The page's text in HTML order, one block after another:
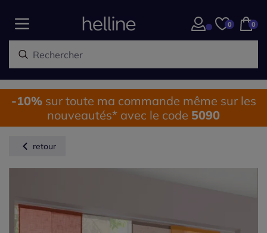
0 0
-10%sur toute ma commande même sur les
nouveautés* avec le code 5090
retour